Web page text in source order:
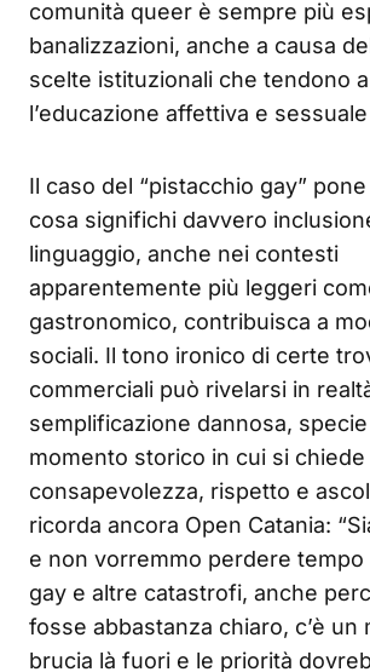
comunità queer è sempre più
banalizzazioni, anche a causa
scelte istituzionali che tendono
l’educazione affettiva e
Il caso del “pistacchio gay”
cosa significhi davvero
linguaggio, anche nei contesti
apparentemente più leggeri
gastronomico, contribuisca a
sociali. Il tono ironico di certe
commerciali può rivelarsi in
semplificazione dannosa,
momento storico in cui si
consapevolezza, rispetto e
ricorda ancora Open Catania:
e non vorremmo perdere
gay e altre catastrofi, anche
fosse abbastanza chiaro, c’è un
brucia là fuori e le priorità